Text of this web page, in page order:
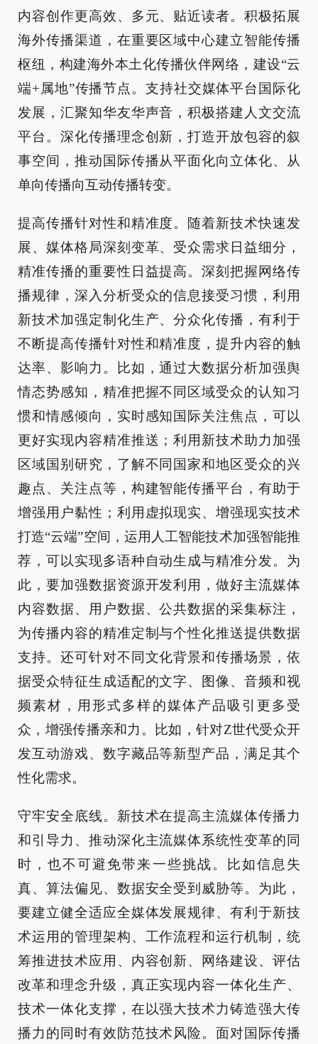
内容创作更高效、多元、贴近读者。积极拓展
海外传播渠道，在重要区域中心建立智能传播
枢纽，构建海外本土化传播伙伴网络，建设“云
端+属地”传播节点。支持社交媒体平台国际化
发展，汇聚知华友华声音，积极搭建人文交流
平台。深化传播理念创新，打造开放包容的叙
事空间，推动国际传播从平面化向立体化、从
单向传播向互动传播转变。
提高传播针对性和精准度。随着新技术快速发
展、媒体格局深刻变革、受众需求日益细分，
精准传播的重要性日益提高。深刻把握网络传
播规律，深入分析受众的信息接受习惯，利用
新技术加强定制化生产、分众化传播，有利于
不断提高传播针对性和精准度，提升内容的触
达率、影响力。比如，通过大数据分析加强舆
情态势感知，精准把握不同区域受众的认知习
惯和情感倾向，实时感知国际关注焦点，可以
更好实现内容精准推送；利用新技术助力加强
区域国别研究，了解不同国家和地区受众的兴
趣点、关注点等，构建智能传播平台，有助于
增强用户黏性；利用虚拟现实、增强现实技术
打造“云端”空间，运用人工智能技术加强智能推
荐，可以实现多语种自动生成与精准分发。为
此，要加强数据资源开发利用，做好主流媒体
内容数据、用户数据、公共数据的采集标注，
为传播内容的精准定制与个性化推送提供数据
支持。还可针对不同文化背景和传播场景，依
据受众特征生成适配的文字、图像、音频和视
频素材，用形式多样的媒体产品吸引更多受
众，增强传播亲和力。比如，针对Z世代受众开
发互动游戏、数字藏品等新型产品，满足其个
性化需求。
守牢安全底线。新技术在提高主流媒体传播力
和引导力、推动深化主流媒体系统性变革的同
时，也不可避免带来一些挑战。比如信息失
真、算法偏见、数据安全受到威胁等。为此，
要建立健全适应全媒体发展规律、有利于新技
术运用的管理架构、工作流程和运行机制，统
筹推进技术应用、内容创新、网络建设、评估
改革和理念升级，真正实现内容一体化生产、
技术一体化支撑，在以强大技术力铸造强大传
播力的同时有效防范技术风险。面对国际传播